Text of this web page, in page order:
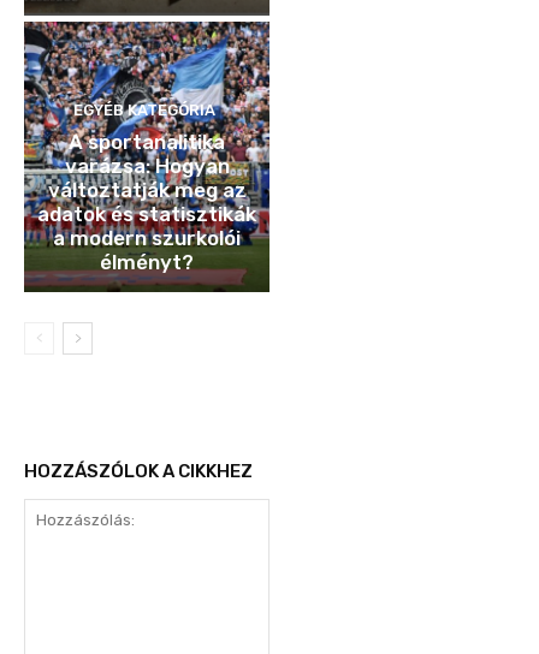
EGYÉB KATEGÓRIA
A sportanalitika
varázsa: Hogyan
változtatják meg az
adatok és statisztikák
a modern szurkolói
élményt?
HOZZÁSZÓLOK A CIKKHEZ